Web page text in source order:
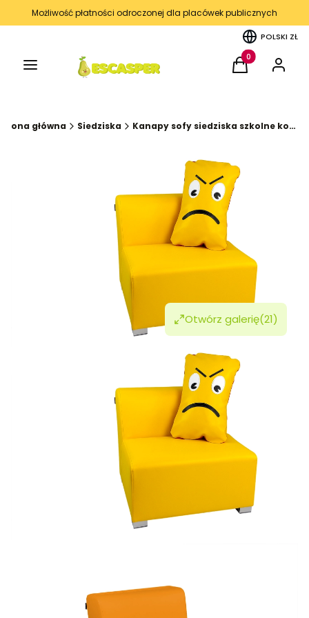
Możliwość płatności odroczonej dla placówek publicznych
POLSKI ZŁ
Menu Produkty w
Koszyk Zaloguj
główna Siedziska Kanapy sofy siedziska szkolne korytarz kąciki wyciszenia kolekcja FUN
Otwórz galerię(21)